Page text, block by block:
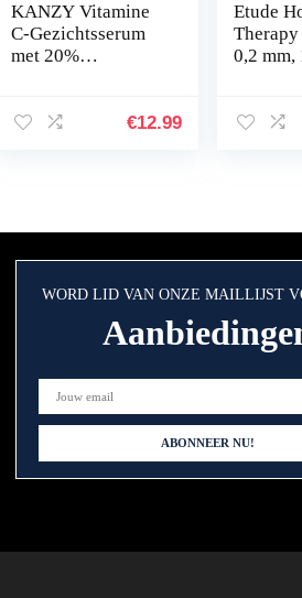
KANZY Vitamine
C-Gezichtsserum
met 20%
Aging, Anti-
€12.99
Etude
0,2 mm,
WORD LID VAN ONZE MAILLIJST